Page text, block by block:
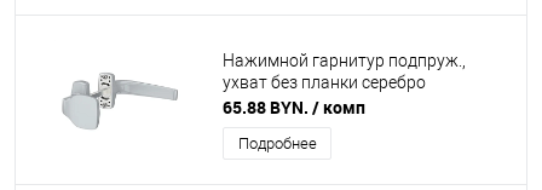
Нажимной гарнитур подпруж.,
ухват без планки серебро
65.88 BYN. / комп
Подробнее